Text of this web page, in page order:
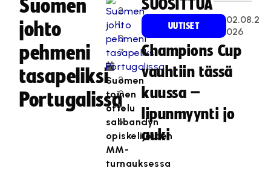
Suomen
johto
pehmeni
tasapeliksi
Portugalissa
2
1.
0
7
.
2
0
1
6
Suomen
toinen
ottelu
salibandyn
opiskelijoiden
MM-
turnauksessa
SUOSITTUA
UUTISET
02.08.2
026
Champions Cup
vauhtiin tässä
kuussa –
lipunmyynti jo
auki